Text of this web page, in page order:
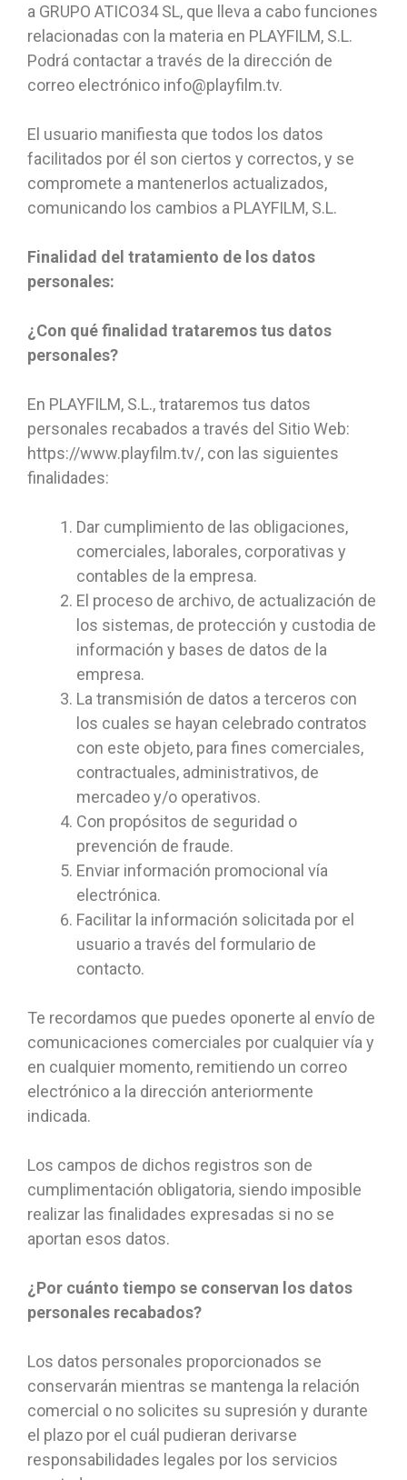
a GRUPO ATICO34 SL, que lleva a cabo funciones
relacionadas con la materia en PLAYFILM, S.L.
Podrá contactar a través de la dirección de
correo electrónico info@playfilm.tv.
El usuario manifiesta que todos los datos
facilitados por él son ciertos y correctos, y se
compromete a mantenerlos actualizados,
comunicando los cambios a PLAYFILM, S.L.
Finalidad del tratamiento de los datos
personales:
¿Con qué finalidad trataremos tus datos
personales?
En PLAYFILM, S.L., trataremos tus datos
personales recabados a través del Sitio Web:
https://www.playfilm.tv/, con las siguientes
finalidades:
Dar cumplimiento de las obligaciones,
comerciales, laborales, corporativas y
contables de la empresa.
El proceso de archivo, de actualización de
los sistemas, de protección y custodia de
información y bases de datos de la
empresa.
La transmisión de datos a terceros con
los cuales se hayan celebrado contratos
con este objeto, para fines comerciales,
contractuales, administrativos, de
mercadeo y/o operativos.
Con propósitos de seguridad o
prevención de fraude.
Enviar información promocional vía
electrónica.
Facilitar la información solicitada por el
usuario a través del formulario de
contacto.
Te recordamos que puedes oponerte al envío de
comunicaciones comerciales por cualquier vía y
en cualquier momento, remitiendo un correo
electrónico a la dirección anteriormente
indicada.
Los campos de dichos registros son de
cumplimentación obligatoria, siendo imposible
realizar las finalidades expresadas si no se
aportan esos datos.
¿Por cuánto tiempo se conservan los datos
personales recabados?
Los datos personales proporcionados se
conservarán mientras se mantenga la relación
comercial o no solicites su supresión y durante
el plazo por el cuál pudieran derivarse
responsabilidades legales por los servicios